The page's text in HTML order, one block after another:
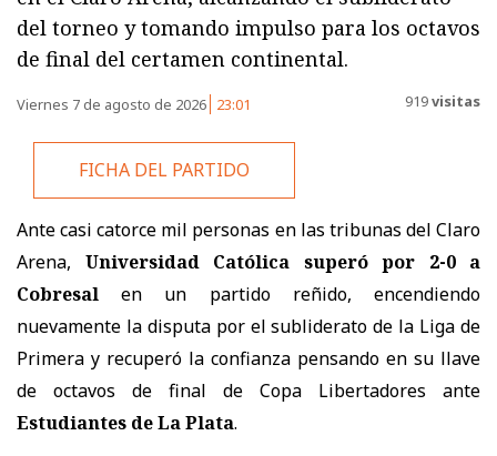
del torneo y tomando impulso para los octavos
de final del certamen continental.
Viernes 7 de agosto de 2026 23:01 919visitas
FICHA DEL PARTIDO
Ante casi catorce mil personas en las tribunas del Claro
Arena, Universidad Católica superó por 2-0 a
Cobresal en un partido reñido, encendiendo
nuevamente la disputa por el subliderato de la Liga de
Primera y recuperó la confianza pensando en su llave
de octavos de final de Copa Libertadores ante
Estudiantes de La Plata.